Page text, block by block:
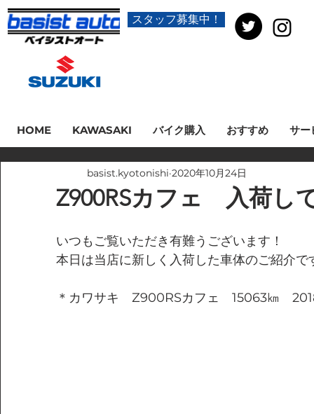
スタッフ募集中！
HOME KAWASAKI バイク購入 おすすめ サー
Z900RSカフェ 入荷し
basist.kyotonishi 2020年10月24日
いつもご覧いただき有難うございます！
本日は当店に新しく入荷した車体のご紹介で
＊カワサキ　Z900RSカフェ　15063㎞　